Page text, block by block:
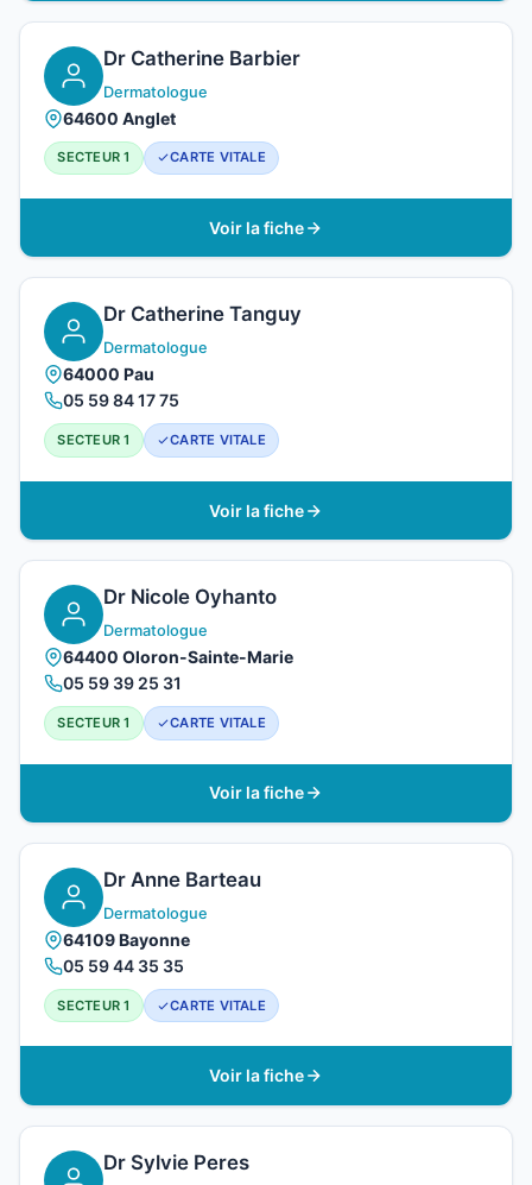
Dr Catherine Barbier
Dermatologue
64600 Anglet
SECTEUR 1 CARTE VITALE
Voir la fiche
Dr Catherine Tanguy
Dermatologue
64000 Pau
05 59 84 17 75
SECTEUR 1 CARTE VITALE
Voir la fiche
Dr Nicole Oyhanto
Dermatologue
64400 Oloron-Sainte-Marie
05 59 39 25 31
SECTEUR 1 CARTE VITALE
Voir la fiche
Dr Anne Barteau
Dermatologue
64109 Bayonne
05 59 44 35 35
SECTEUR 1 CARTE VITALE
Voir la fiche
Dr Sylvie Peres